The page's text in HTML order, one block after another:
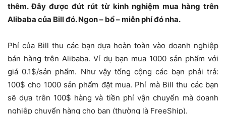
thêm. Đây được đút rút từ kinh nghiệm mua hàng trên
Alibaba của Bill đó. Ngon – bổ – miễn phí đó nha.
Phí của Bill thu các bạn dựa hoàn toàn vào doanh nghiệp
bán hàng trên Alibaba. Ví dụ bạn mua 1000 sản phẩm với
giá 0.1$/sản phẩm. Như vậy tổng cộng các bạn phải trả:
100$ cho 1000 sản phẩm đặt mua. Phí mà Bill thu các bạn
sẽ dựa trên 100$ hàng và tiền phí vận chuyển mà doanh
nghiệp chuyển hàng cho bạn (thường là FreeShip).